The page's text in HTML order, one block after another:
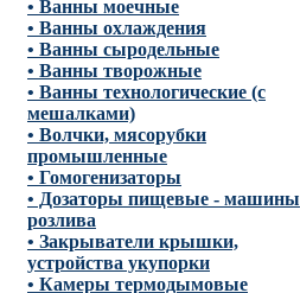
• Ванны моечные
• Ванны охлаждения
• Ванны сыродельные
• Ванны творожные
• Ванны технологические (с
мешалками)
• Волчки, мясорубки
промышленные
• Гомогенизаторы
• Дозаторы пищевые - машины
розлива
• Закрыватели крышки,
устройства укупорки
• Камеры термодымовые